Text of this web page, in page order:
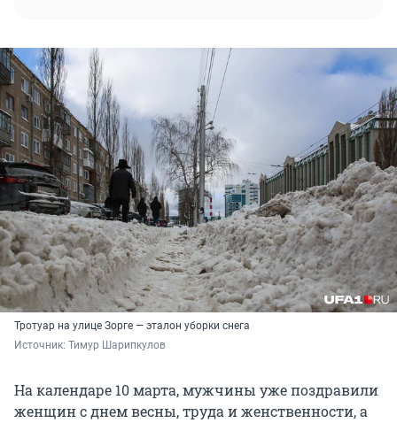
Тротуар на улице Зорге — эталон уборки снега
Источник: Тимур Шарипкулов
На календаре 10 марта, мужчины уже поздравили
женщин с днем весны, труда и женственности, а